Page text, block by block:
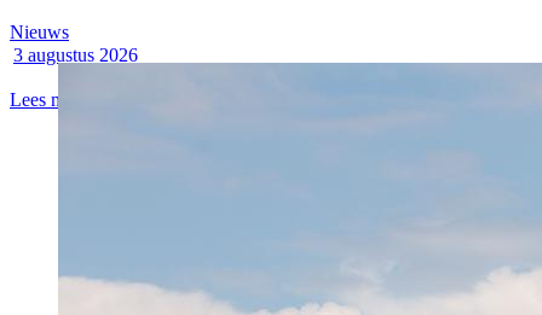
3 augustus 2026
Lees meer
Nieuws